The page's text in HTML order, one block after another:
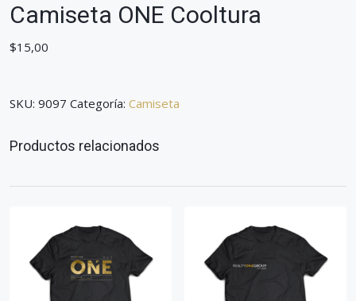
Camiseta ONE Cooltura
$15,00
SKU: 9097 Categoría: Camiseta
Productos relacionados